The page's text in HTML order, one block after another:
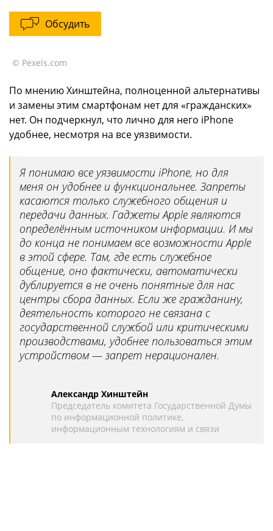
Обсудить
© Pexels.com
По мнению Хинштейна, полноценной альтернативы
и замены этим смартфонам нет для «гражданских»
нет. Он подчеркнул, что лично для него iPhone
удобнее, несмотря на все уязвимости.
Я понимаю все уязвимости iPhone, но для
меня он удобнее и функциональнее. Запреты
касаются только служебного общения и
передачи данных. Гаджеты Apple являются
определённым источником информации. И мы
до конца не понимаем все возможности Apple
в этой сфере. Там, где есть служебное
общение, оно фактически, автоматически
дублируется в не очень понятные для нас
центры сбора данных. Если же гражданину,
деятельность которого не связана с
государственной службой или критическими
производствами, удобнее пользоваться этим
устройством — запрет нерационален.
Александр Хинштейн
Председатель комитета Государственной Думы
по информационной политике,
информационным технологиям и связи